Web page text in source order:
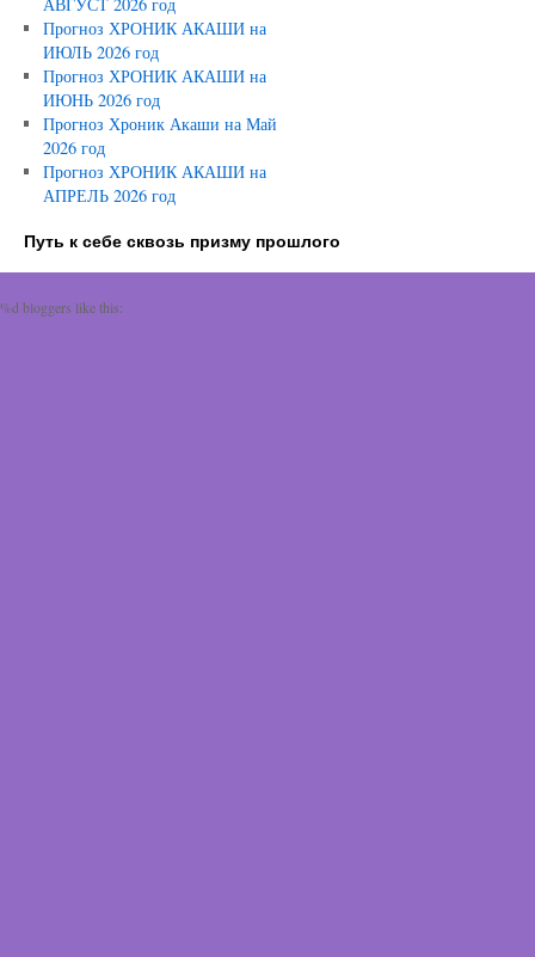
АВГУСТ 2026 год
Прогноз ХРОНИК АКАШИ на
ИЮЛЬ 2026 год
Прогноз ХРОНИК АКАШИ на
ИЮНЬ 2026 год
Прогноз Хроник Акаши на Май
2026 год
Прогноз ХРОНИК АКАШИ на
АПРЕЛЬ 2026 год
Путь к себе сквозь призму прошлого
%dbloggers like this: